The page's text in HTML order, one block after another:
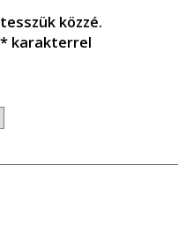
közzé.
*karakterrel